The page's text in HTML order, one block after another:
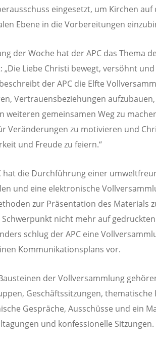
eingesetzt, um Kirchen
Ebene in die Vorbereitungen
der Woche hat der APC das Thema
Liebe Christi bewegt, versöhnt
der APC die Elfte
Vertrauensbeziehungen
weiteren gemeinsamen Weg zu
Veränderungen zu motivieren und
und Freude zu feiern.“
hat die Durchführung einer
und eine elektronische
zur Präsentation des Materials
nicht mehr auf
schlug der APC eine
Kommunikationsplans vor.
der Vollversammlung
Geschäftssitzungen, thematische
Gespräche, Ausschüsse und ein
und konfessionelle Sitzungen.